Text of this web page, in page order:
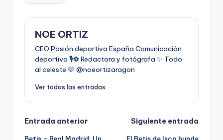
NOE ORTIZ
CEO Pasión deportiva España Comunicación
deportiva 🎙️⚽️ Redactora y fotógrafa ✨ Todo
al celeste 🩵 @noeortizaragon
Ver todas las entradas
Entrada anterior
Siguiente entrada